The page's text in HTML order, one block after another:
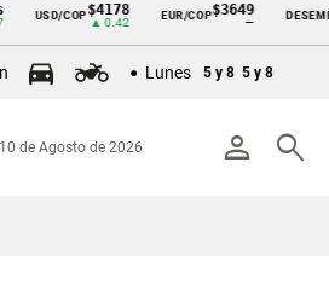
COP$4178
▲ 0.42
EUR/COP$3649
—
DESEMPLEO
▼
Lunes 5 y 8 5 y 8
person search
de Agosto de 2026